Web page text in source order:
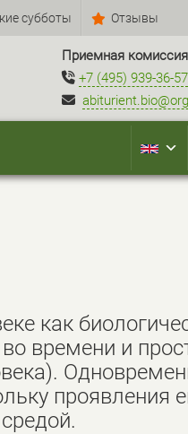
субботы Отзывы
Приемная комиссия
+7 (495) 939-36-57
как
времени и
проявления